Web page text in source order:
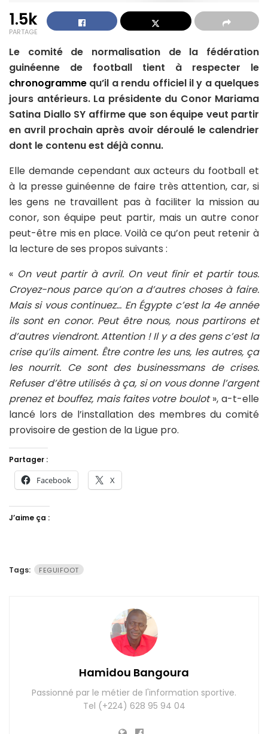
1.5k
PARTAGE
Le comité de normalisation de la fédération
guinéenne de football tient à respecter le
chronogramme qu’il a rendu officiel il y a quelques
jours antérieurs. La présidente du Conor Mariama
Satina Diallo SY affirme que son équipe veut partir
en avril prochain après avoir déroulé le calendrier
dont le contenu est déjà connu.
Elle demande cependant aux acteurs du football et
à la presse guinéenne de faire très attention, car, si
les gens ne travaillent pas à faciliter la mission au
conor, son équipe peut partir, mais un autre conor
peut-être mis en place. Voilà ce qu’on peut retenir à
la lecture de ses propos suivants :
« On veut partir à avril. On veut finir et partir tous.
Croyez-nous parce qu’on a d’autres choses à faire.
Mais si vous continuez… En Égypte c’est la 4e année
ils sont en conor. Peut être nous, nous partirons et
d’autres viendront. Attention ! Il y a des gens c’est la
crise qu’ils aiment. Être contre les uns, les autres, ça
les nourrit. Ce sont des businessmans de crises.
Refuser d’être utilisés à ça, si on vous donne l’argent
prenez et bouffez, mais faites votre boulot», a-t-elle
lancé lors de l’installation des membres du comité
provisoire de gestion de la Ligue pro.
Partager :
Facebook X
J’aime ça :
Tags: FEGUIFOOT
Hamidou Bangoura
Passionné par le métier de l'information sportive.
Tel (+224) 628 95 94 04